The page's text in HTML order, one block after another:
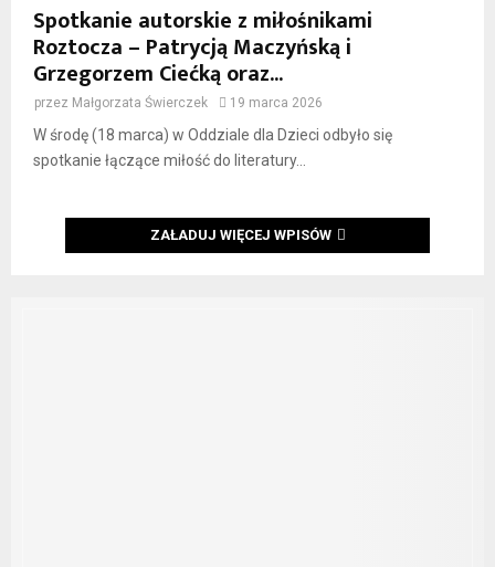
Spotkanie autorskie z miłośnikami
Roztocza – Patrycją Maczyńską i
Grzegorzem Ciećką oraz...
przez Małgorzata Świerczek 19 marca 2026
W środę (18 marca) w Oddziale dla Dzieci odbyło się
spotkanie łączące miłość do literatury...
ZAŁADUJ WIĘCEJ WPISÓW